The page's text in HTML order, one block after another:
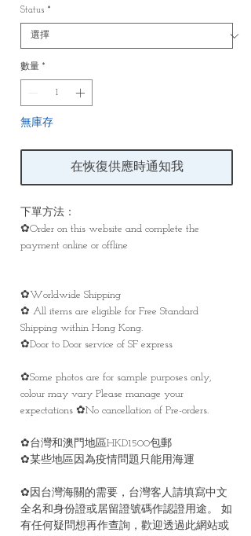
Status *
數量 *
無庫存
在恢復供應時通知我
下單方法：
✿Order on this website and complete the
payment online or offline
✿Worldwide Shipping
✿ All items are eligible for Free Standard
Shipping within Hong Kong.
✿Door to Door service of SF express
✿Some photos are for sample purposes only,
colour may vary Please manage your
expectations ✿No cancellation of Pre-orders.
✿台灣和澳門地區HKD1500包郵
✿某些地區因為疫情問題只能用海運
✿因台灣海關的需要，台灣客人請填寫中文
全名和身份證或居留證號碼作認證用途。 如
有任何疑問想再作查詢，歡迎透過此網站或